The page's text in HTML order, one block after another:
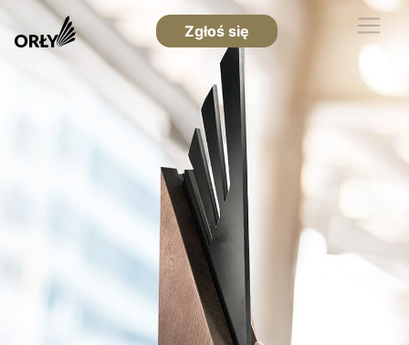
Zgłoś się